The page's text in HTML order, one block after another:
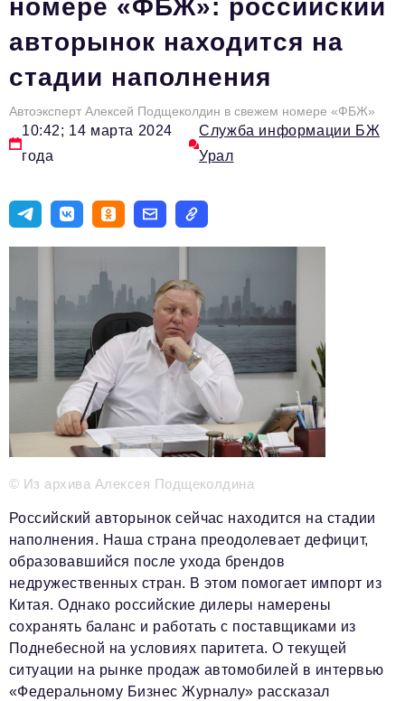
Цитаты
Туризм
Новости
Импортозамещение
ИННОПРОМ
Авторские материалы
Видео
ТОП-100 влиятельных людей — 2025
Телефон редакции:+7 495 727-01-67
Электронные почты редакции:
Информационный отдел
info@business-magazine.online
Отдел рекламы
reklama@business-magazine.online
podpiska@business-magazine.online
Отдел по работе с партнерами
partner@business-magazine.online
номере «ФБЖ»: российский
авторынок находится на
стадии наполнения
Автоэксперт Алексей Подщеколдин в свежем номере «ФБЖ»
10:42; 14 марта 2024
года
Служба информации БЖ
Урал
© Из архива Алексея Подщеколдина
Российский авторынок сейчас находится на стадии
наполнения. Наша страна преодолевает дефицит,
образовавшийся после ухода брендов
недружественных стран. В этом помогает импорт из
Китая. Однако российские дилеры намерены
сохранять баланс и работать с поставщиками из
Поднебесной на условиях паритета. О текущей
ситуации на рынке продаж автомобилей в интервью
«Федеральному Бизнес Журналу» рассказал